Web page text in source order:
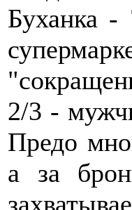
Буханка -
2/3 -
Предо
а за